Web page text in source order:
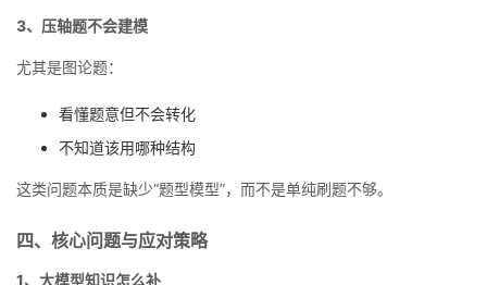
3、压轴题不会建模
尤其是图论题：
看懂题意但不会转化
不知道该用哪种结构
这类问题本质是缺少“题型模型”，而不是单纯刷题不够。
四、核心问题与应对策略
1、大模型知识怎么补